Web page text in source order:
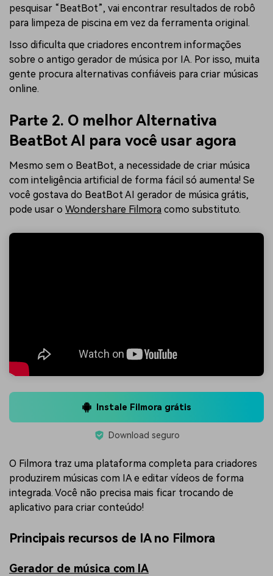
pesquisar “BeatBot”, vai encontrar resultados de robô
para limpeza de piscina em vez da ferramenta original.
Isso dificulta que criadores encontrem informações
sobre o antigo gerador de música por IA. Por isso, muita
gente procura alternativas confiáveis para criar músicas
online.
Parte 2. O melhor Alternativa
BeatBot AI para você usar agora
Mesmo sem o BeatBot, a necessidade de criar música
com inteligência artificial de forma fácil só aumenta! Se
você gostava do BeatBot AI gerador de música grátis,
pode usar o Wondershare Filmora como substituto.
Instale Filmora grátis
Download seguro
O Filmora traz uma plataforma completa para criadores
produzirem músicas com IA e editar vídeos de forma
integrada. Você não precisa mais ficar trocando de
aplicativo para criar conteúdo!
Principais recursos de IA no Filmora
Gerador de música com IA